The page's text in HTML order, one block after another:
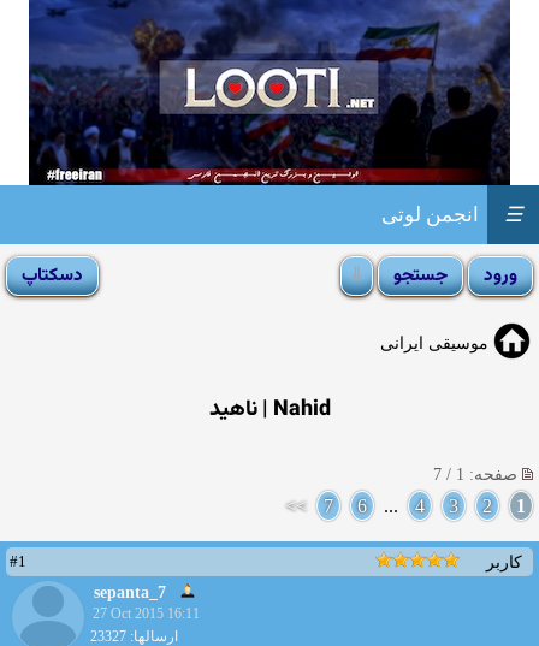
انجمن لوتی ☰
موسیقی ایرانی
Nahid | ناهید
صفحه: 1 / 7
1
2
3
4
...
6
7
>>
کاربر
#1
sepanta_7
27 Oct 2015 16:11
ارسالها: 23327